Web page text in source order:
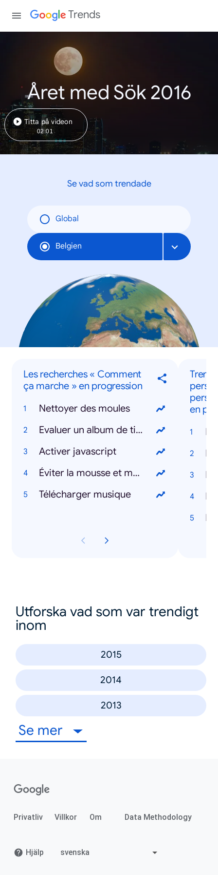
Trends
Året med Sök 2016
Titta på videon
02:01
Se vad som trendade
Global
Belgien
Les recherches « Comment
ça marche » en progression
Nettoyer des moules
Evaluer un album de tintin
Activer javascript
Éviter la mousse et mauvaises herbes sur klinkers
Télécharger musique
en
Utforska vad som var trendigt
inom
2015
2014
2013
Se mer
Privatliv Villkor Om Data Methodology
Hjälp